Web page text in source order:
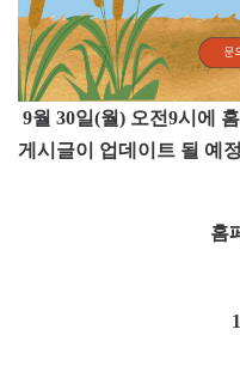
9월 30일(월) 오전9시에
게시글이 업데이트 될 예
홈